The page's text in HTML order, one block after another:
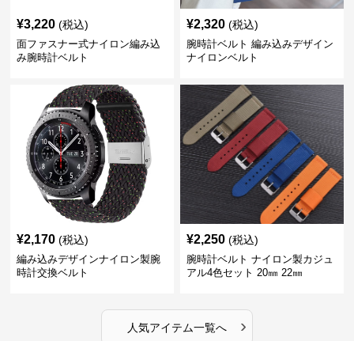
¥3,220 (税込)
面ファスナー式ナイロン編み込
み腕時計ベルト
¥2,320 (税込)
腕時計ベルト 編み込みデザイン
ナイロンベルト
¥2,170 (税込)
編み込みデザインナイロン製腕
時計交換ベルト
¥2,250 (税込)
腕時計ベルト ナイロン製カジュ
アル4色セット 20㎜ 22㎜
人気アイテム一覧へ ›